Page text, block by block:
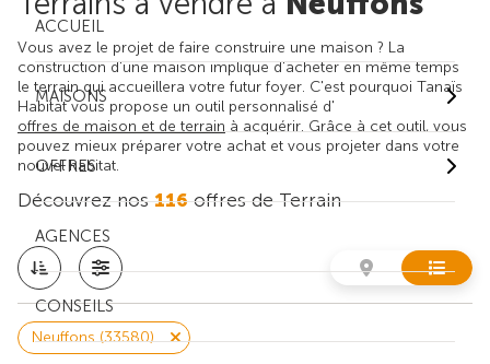
ACCUEIL
MAISONS
OFFRES
AGENCES
CONSEILS
Vous avez le projet de faire construire une maison ? La
construction d'une maison implique d'acheter en même temps
le terrain qui accueillera votre futur foyer. C'est pourquoi Tanaïs
Habitat vous propose un outil personnalisé d'
offres de maison et de terrain à acquérir. Grâce à cet outil, vous
pouvez mieux préparer votre achat et vous projeter dans votre
nouvel habitat.
Découvrez nos116offres de Terrain
Neuffons (33580)